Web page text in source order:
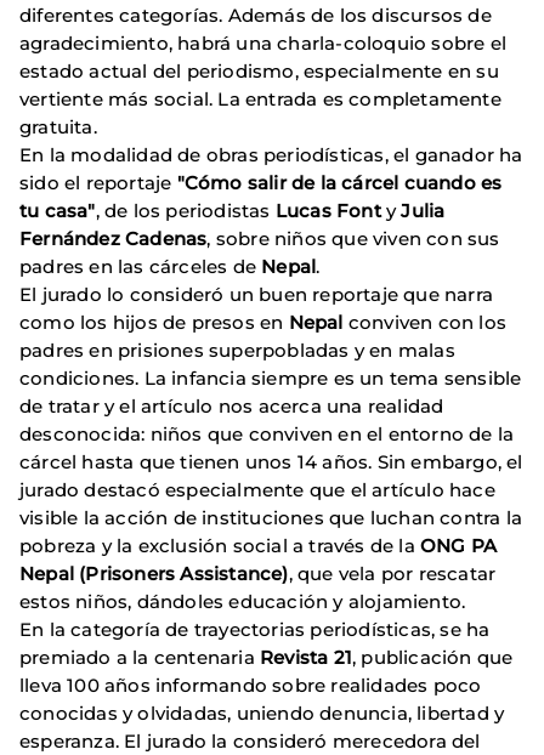
diferentes categorías. Además de los discursos de
agradecimiento, habrá una charla-coloquio sobre el
estado actual del periodismo, especialmente en su
vertiente más social. La entrada es completamente
gratuita.
En la modalidad de obras periodísticas, el ganador ha
sido el reportaje "Cómo salir de la cárcel cuando es
tu casa", de los periodistas Lucas FontyJulia
Fernández Cadenas, sobre niños que viven con sus
padres en las cárceles de Nepal.
El jurado lo consideró un buen reportaje que narra
como los hijos de presos en Nepal conviven con los
padres en prisiones superpobladas y en malas
condiciones. La infancia siempre es un tema sensible
de tratar y el artículo nos acerca una realidad
desconocida: niños que conviven en el entorno de la
cárcel hasta que tienen unos 14 años. Sin embargo, el
jurado destacó especialmente que el artículo hace
visible la acción de instituciones que luchan contra la
pobreza y la exclusión social a través de laONG PA
Nepal (Prisoners Assistance), que vela por rescatar
estos niños, dándoles educación y alojamiento.
En la categoría de trayectorias periodísticas, se ha
premiado a la centenaria Revista 21, publicación que
lleva 100 años informando sobre realidades poco
conocidas y olvidadas, uniendo denuncia, libertad y
esperanza. El jurado la consideró merecedora del